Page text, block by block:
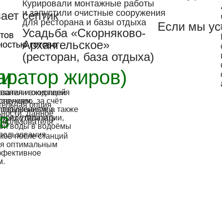
Если мы
септик
Курировали монтажные работы
и запустили очистные сооружения
для ресторана и базы отдыха
Усадьба «Скорняково-
Архангельское»
(ресторан, база отдыха)
готово
жиров)
и окисления
за счёт
а также
входящей
повышенными
их утилизации,
воды в водоёмы
после станций
оптимальным
опция
Данное